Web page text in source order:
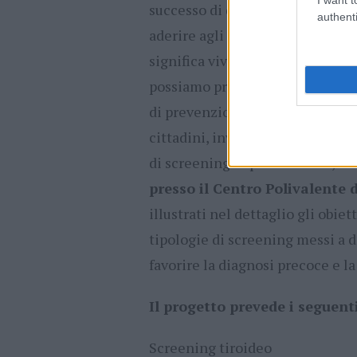
successo di queste iniziative.
aderire agli screening
significa vivere meglio domani.
possiamo proteggerla. Il
di prevenzione e conferma il
cittadini, invitando la
di screening di prevenzione,
presso il Centro Polivalente
illustrati nel dettaglio gli
tipologie di screening messi a
favorire la diagnosi precoce e
Il progetto prevede i
Screening tiroideo